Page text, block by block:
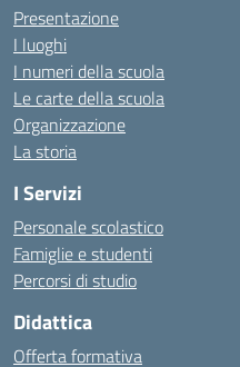
Presentazione
I luoghi
I numeri della scuola
Le carte della scuola
Organizzazione
La storia
I Servizi
Personale scolastico
Famiglie e studenti
Percorsi di studio
Didattica
Offerta formativa